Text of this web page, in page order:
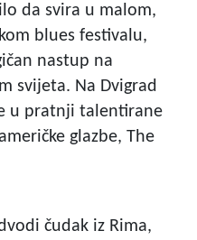
da svira u malom,
blues festivalu,
nastup na
svijeta. Na Dvigrad
u pratnji talentirane
glazbe, The
čudak iz Rima,